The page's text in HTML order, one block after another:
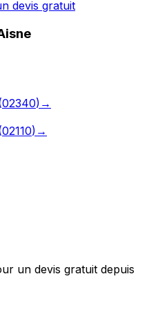
devis gratuit
02340) →
02110) →
un devis gratuit depuis